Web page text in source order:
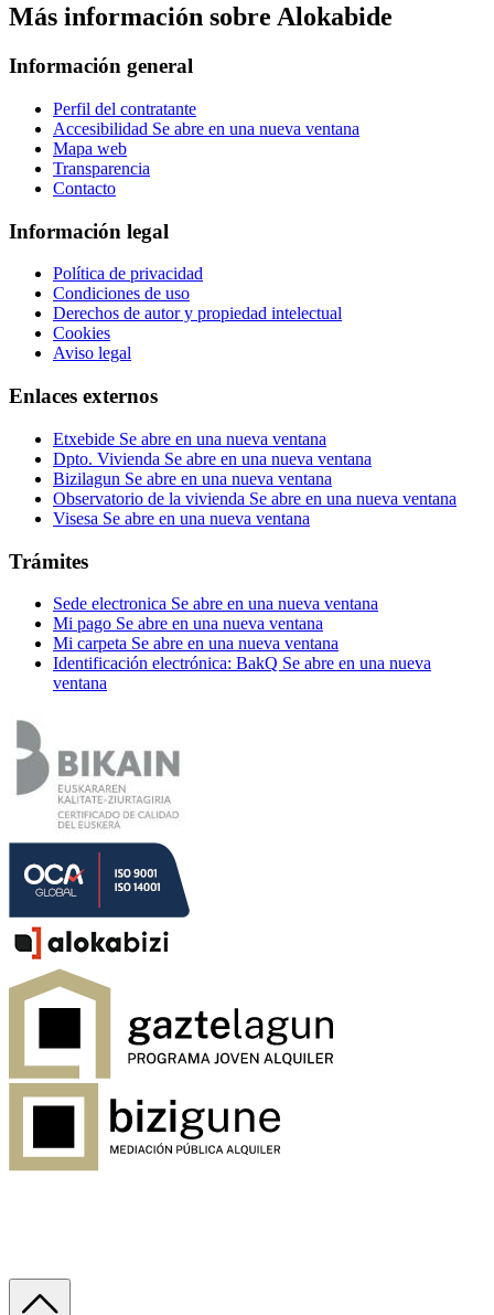
Más información sobre Alokabide
Información general
Perfil del contratante
Accesibilidad Se abre en una nueva ventana
Mapa web
Transparencia
Contacto
Información legal
Política de privacidad
Condiciones de uso
Derechos de autor y propiedad intelectual
Cookies
Aviso legal
Enlaces externos
Etxebide Se abre en una nueva ventana
Dpto. Vivienda Se abre en una nueva ventana
Bizilagun Se abre en una nueva ventana
Observatorio de la vivienda Se abre en una nueva ventana
Visesa Se abre en una nueva ventana
Trámites
Sede electronica Se abre en una nueva ventana
Mi pago Se abre en una nueva ventana
Mi carpeta Se abre en una nueva ventana
Identificación electrónica: BakQ Se abre en una nueva
ventana